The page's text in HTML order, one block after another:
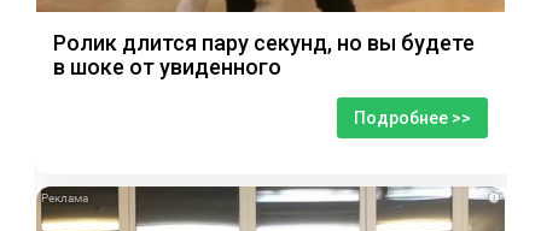
Ролик длится пару секунд, но вы будете
в шоке от увиденного
Подробнее >>
i